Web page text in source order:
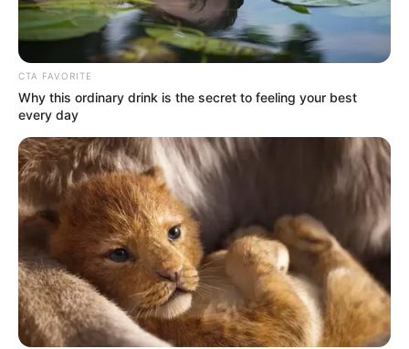
CTA FAVORITE
Why this ordinary drink is the secret to feeling your best
every day